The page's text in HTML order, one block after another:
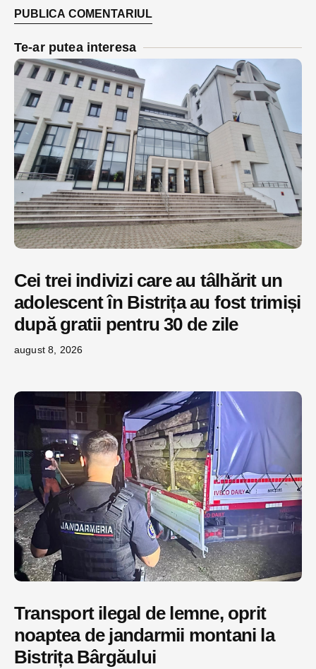
Te-ar putea interesa
Cei trei indivizi care au tâlhărit un
adolescent în Bistrița au fost trimiși
după gratii pentru 30 de zile
august 8, 2026
Transport ilegal de lemne, oprit
noaptea de jandarmii montani la
Bistrița Bârgăului